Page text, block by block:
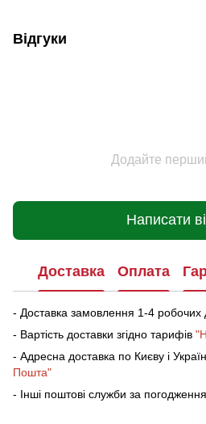
Відгуки
Додайте
Написати
Доставка Оплата
- Доставка замовлення 1-4 робочих
- Вартість доставки згідно тарифів
- Адресна доставка по Києву і
Пошта"
- Інші поштові служби за